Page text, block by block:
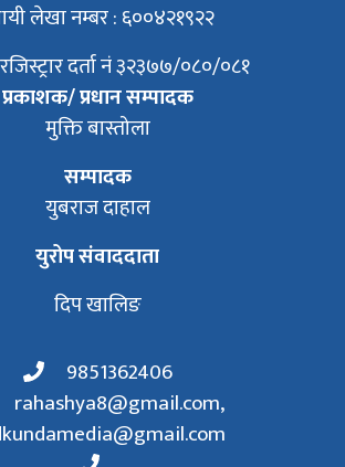
लेखा नम्बर : ६००४२१९२२
दर्ता नं ३२३७७/०८०/०८१
प्रकाशक/ प्रधान सम्पादक
मुक्ति बास्तोला
सम्पादक
युबराज दाहाल
युरोप संवाददाता
दिप खालिङ
9851362406
rahashya8@gmail.com,